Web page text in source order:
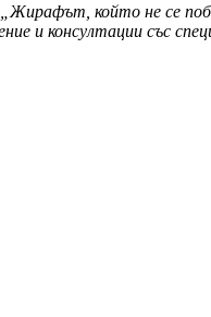
който не се
и консултации със